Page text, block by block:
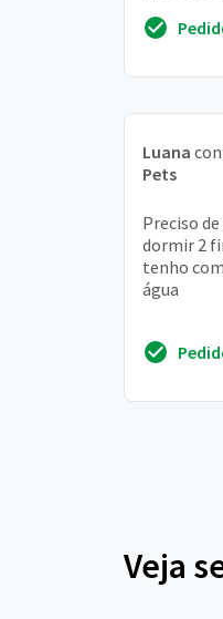
-...
Luana
Pets
Preciso
dormir 2
tenho
água
Veja